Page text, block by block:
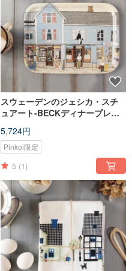
スウェーデンのジェシカ・スチ
ュアート-BECKディナープレー
5,724円
Pinkoi限定
5 (1)